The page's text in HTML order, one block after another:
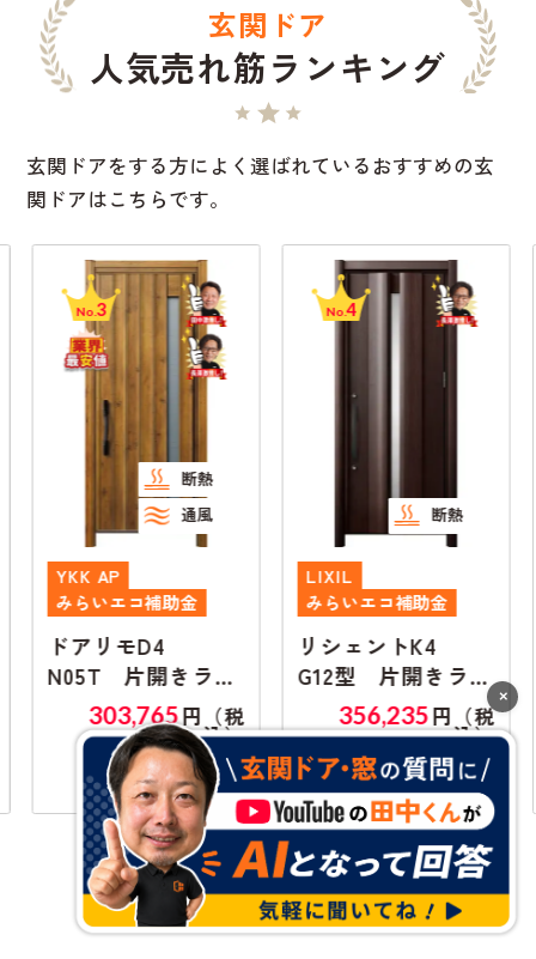
玄関ドア
人気売れ筋ランキング
玄関ドアをする方によく選ばれているおすすめの玄
関ドアはこちらです。
No.3
断熱
通風
YKK AP
みらいエコ補助金
ドアリモD4
N05T 片開きラン
マ無し303,765円（税
込）
No.4
断熱
LIXIL
みらいエコ補助金
リシェントK4
G12型 片開きラン
マ無し356,235円（税
込）
×